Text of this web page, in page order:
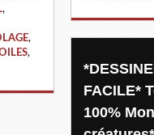
,
,
,
FACILE*
100%